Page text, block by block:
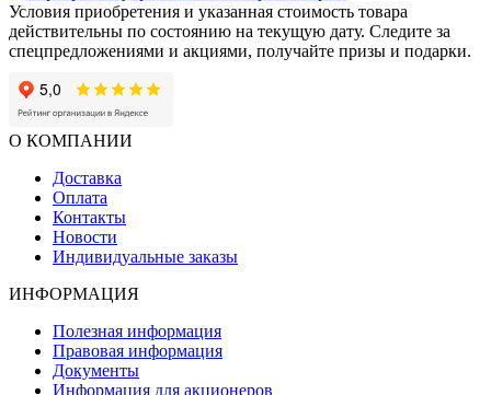
Условия приобретения и указанная стоимость товара
действительны по состоянию на текущую дату. Следите за
спецпредложениями и акциями, получайте призы и подарки.
О КОМПАНИИ
Доставка
Оплата
Контакты
Новости
Индивидуальные заказы
ИНФОРМАЦИЯ
Полезная информация
Правовая информация
Документы
Информация для акционеров